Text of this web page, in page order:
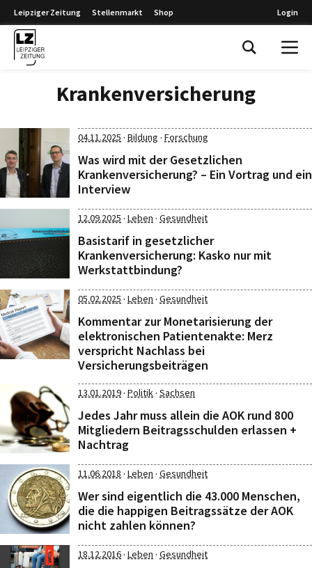
Leipziger Zeitung Stellenmarkt Shop Login
Krankenversicherung
04.11.2025 · Bildung · Forschung
Was wird mit der Gesetzlichen
Krankenversicherung? – Ein Vortrag und ein
Interview
12.09.2025 · Leben · Gesundheit
Basistarif in gesetzlicher
Krankenversicherung: Kasko nur mit
Werkstattbindung?
05.02.2025 · Leben · Gesundheit
Kommentar zur Monetarisierung der
elektronischen Patientenakte: Merz
verspricht Nachlass bei
Versicherungsbeiträgen
13.01.2019· Politik· Sachsen
Jedes Jahr muss allein die AOK rund 800
Mitgliedern Beitragsschulden erlassen +
Nachtrag
11.06.2018 · Leben · Gesundheit
Wer sind eigentlich die 43.000 Menschen,
die die happigen Beitragssätze der AOK
nicht zahlen können?
18.12.2016· Leben · Gesundheit